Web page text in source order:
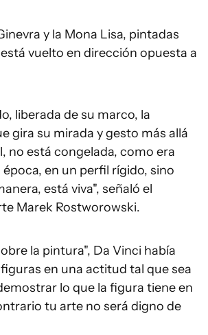
y la Mona Lisa, pintadas
vuelto en dirección opuesta a
liberada de su marco, la
gira su mirada y gesto más allá
no está congelada, como era
en un perfil rígido, sino
está viva", señaló el
Marek Rostworowski.
la pintura", Da Vinci había
en una actitud tal que sea
lo que la figura tiene en
tu arte no será digno de